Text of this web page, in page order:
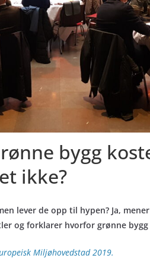
bygg
ikke?
lever de opp til hypen? Ja,
og forklarer hvorfor grønne
Miljøhovedstad 2019.